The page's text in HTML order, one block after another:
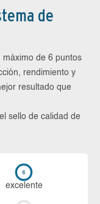
de
máximo de 6 puntos
rendimiento y
resultado que
sello de calidad de
ex­ce­len­te